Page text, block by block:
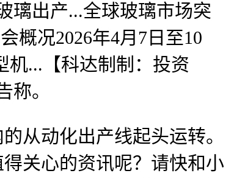
璃出产...全球玻璃市场突
概况2026年4月7日至10
机...【科达制制：投资
称。
动化出产线起头运转。
关心的资讯呢？请快和小